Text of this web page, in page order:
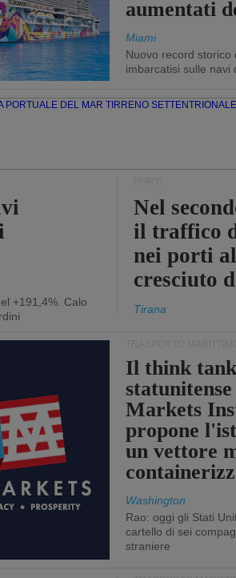
aumentati
Miami
Nuovo record storico
imbarcatisi sulle navi
+191,4%. Calo
Nel
il traffico
nei porti
cresciuto
Tirana
Il think
Markets
propone
un vettore
Washington
Rao: oggi gli Stati
cartello di sei
straniere